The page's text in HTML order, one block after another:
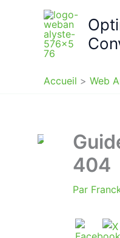
Accueil Web
404
Par